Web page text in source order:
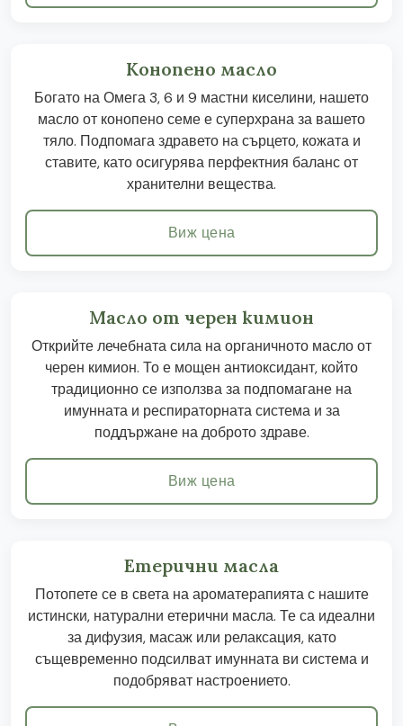
Конопено масло
Богато на Омега 3, 6 и 9 мастни киселини, нашето
масло от конопено семе е суперхрана за вашето
тяло. Подпомага здравето на сърцето, кожата и
ставите, като осигурява перфектния баланс от
хранителни вещества.
Виж цена
Масло от черен кимион
Открийте лечебната сила на органичното масло от
черен кимион. То е мощен антиоксидант, който
традиционно се използва за подпомагане на
имунната и респираторната система и за
поддържане на доброто здраве.
Виж цена
Етерични масла
Потопете се в света на ароматерапията с нашите
истински, натурални етерични масла. Те са идеални
за дифузия, масаж или релаксация, като
същевременно подсилват имунната ви система и
подобряват настроението.